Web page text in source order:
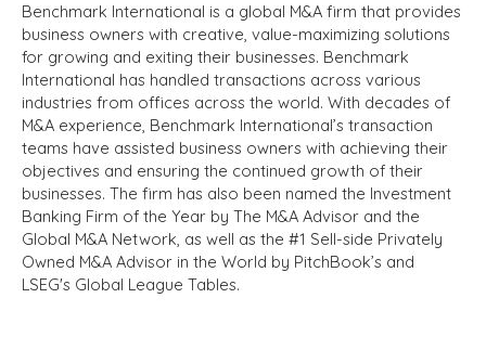
Benchmark International is a global M&A firm that provides
business owners with creative, value-maximizing solutions
for growing and exiting their businesses. Benchmark
International has handled transactions across various
industries from offices across the world. With decades of
M&A experience, Benchmark International’s transaction
teams have assisted business owners with achieving their
objectives and ensuring the continued growth of their
businesses. The firm has also been named the Investment
Banking Firm of the Year by The M&A Advisor and the
Global M&A Network, as well as the #1 Sell-side Privately
Owned M&A Advisor in the World by PitchBook’s and
LSEG's Global League Tables.